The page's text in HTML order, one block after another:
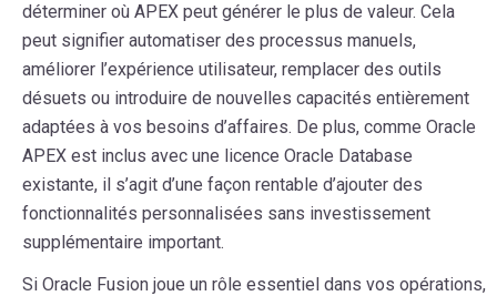
déterminer où APEX peut générer le plus de valeur. Cela
peut signifier automatiser des processus manuels,
améliorer l’expérience utilisateur, remplacer des outils
désuets ou introduire de nouvelles capacités entièrement
adaptées à vos besoins d’affaires. De plus, comme Oracle
APEX est inclus avec une licence Oracle Database
existante, il s’agit d’une façon rentable d’ajouter des
fonctionnalités personnalisées sans investissement
supplémentaire important.
Si Oracle Fusion joue un rôle essentiel dans vos opérations,